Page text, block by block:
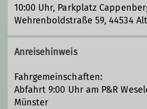
10:00 Uhr, Parkplatz
Wehrenboldstraße 59, 44534
Anreisehinweis
Fahrgemeinschaften:
Abfahrt 9:00 Uhr am P&R
Münster